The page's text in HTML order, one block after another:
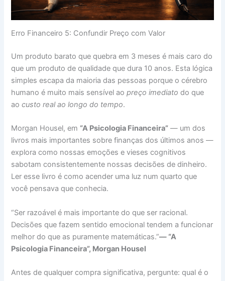
Erro Financeiro 5: Confundir Preço com Valor
Um produto barato que quebra em 3 meses é mais caro do
que um produto de qualidade que dura 10 anos. Esta lógica
simples escapa da maioria das pessoas porque o cérebro
humano é muito mais sensível aopreço imediato do que
aocusto real ao longo do tempo.
Morgan Housel, em “A Psicologia Financeira” — um dos
livros mais importantes sobre finanças dos últimos anos —
explora como nossas emoções e vieses cognitivos
sabotam consistentemente nossas decisões de dinheiro.
Ler esse livro é como acender uma luz num quarto que
você pensava que conhecia.
“Ser razoável é mais importante do que ser racional.
Decisões que fazem sentido emocional tendem a funcionar
melhor do que as puramente matemáticas.”— “A
Psicologia Financeira”, Morgan Housel
Antes de qualquer compra significativa, pergunte: qual é o